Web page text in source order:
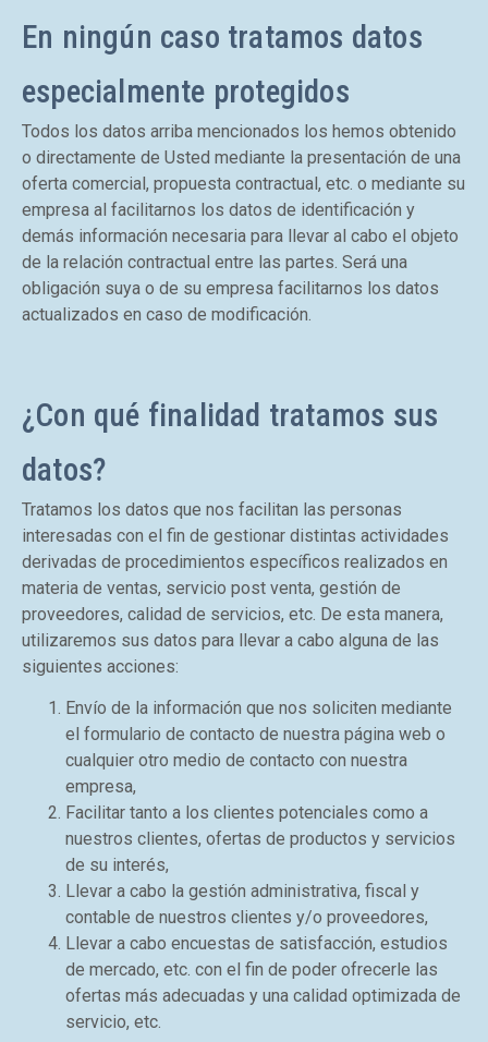
En ningún caso tratamos datos
especialmente protegidos
Todos los datos arriba mencionados los hemos obtenido
o directamente de Usted mediante la presentación de una
oferta comercial, propuesta contractual, etc. o mediante su
empresa al facilitarnos los datos de identificación y
demás información necesaria para llevar al cabo el objeto
de la relación contractual entre las partes. Será una
obligación suya o de su empresa facilitarnos los datos
actualizados en caso de modificación.
¿Con qué finalidad tratamos sus
datos?
Tratamos los datos que nos facilitan las personas
interesadas con el fin de gestionar distintas actividades
derivadas de procedimientos específicos realizados en
materia de ventas, servicio post venta, gestión de
proveedores, calidad de servicios, etc. De esta manera,
utilizaremos sus datos para llevar a cabo alguna de las
siguientes acciones:
Envío de la información que nos soliciten mediante
el formulario de contacto de nuestra página web o
cualquier otro medio de contacto con nuestra
empresa,
Facilitar tanto a los clientes potenciales como a
nuestros clientes, ofertas de productos y servicios
de su interés,
Llevar a cabo la gestión administrativa, fiscal y
contable de nuestros clientes y/o proveedores,
Llevar a cabo encuestas de satisfacción, estudios
de mercado, etc. con el fin de poder ofrecerle las
ofertas más adecuadas y una calidad optimizada de
servicio, etc.